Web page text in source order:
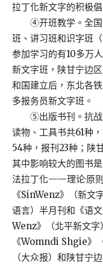
拉丁化新文字的积极倡
④开班教学。全国
班、讲习班和识字班
参加学习的有10多万
新文字班，陕甘宁边
和国建立后，东北各
多报务员新文字班。
⑤出版书刊。抗战
读物、工具书共61种
54种，报刊23种；陕
其中影响较大的图书
法拉丁化——理论·原
《SinWenz》（新
语言）半月刊和《语
Wenz》（北平新文字
《Womndi Shgie》
（大众报）和陕甘宁